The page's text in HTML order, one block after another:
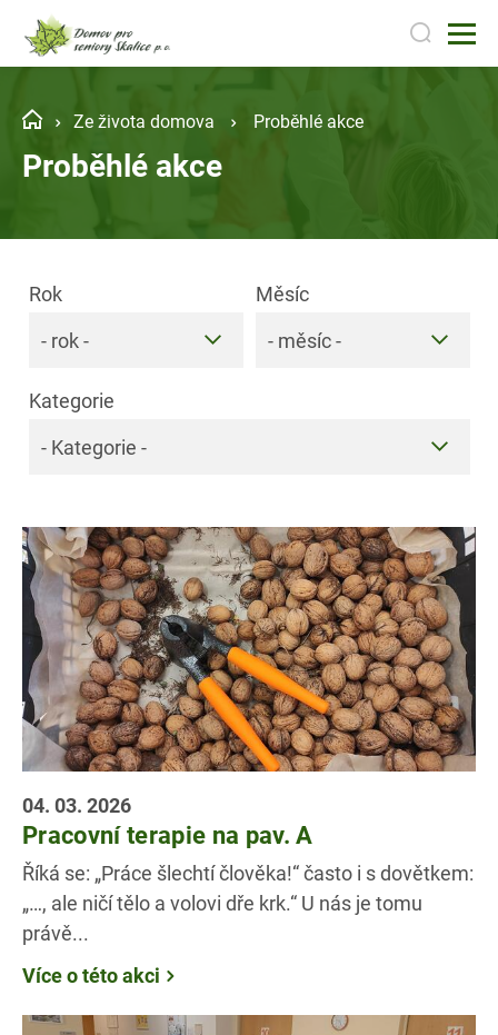
Ze života domova Proběhlé akce
Proběhlé akce
Kategorie
- Kategorie -
Rok
- rok -
Měsíc
- měsíc -
04. 03. 2026
Pracovní terapie na pav. A
Říká se: „Práce šlechtí člověka!“ často i s dovětkem:
„…, ale ničí tělo a volovi dře krk.“ U nás je tomu
právě...
Více o této akci